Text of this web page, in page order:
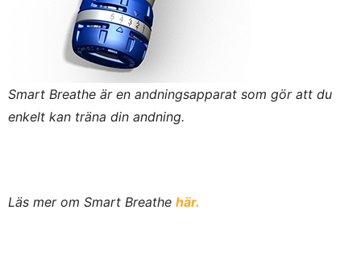
Smart Breathe är en andningsapparat som gör att du
enkelt kan träna din andning.
Läs mer om Smart Breathe här.